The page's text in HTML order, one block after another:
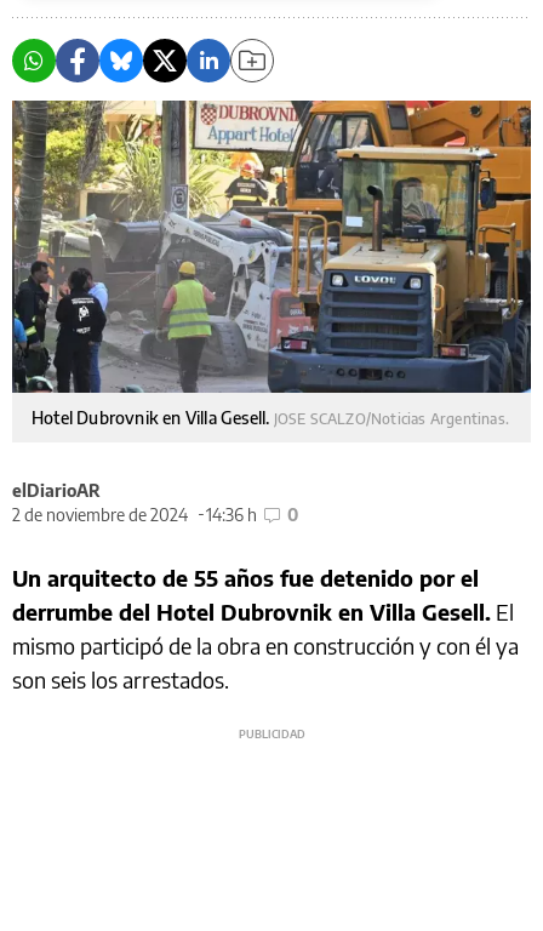
Hotel Dubrovnik en Villa Gesell. JOSE SCALZO/Noticias Argentinas.
elDiarioAR
2 de noviembre de 2024
14:36 h 0
Un arquitecto de 55 años fue detenido por el
derrumbe del Hotel Dubrovnik en Villa Gesell. El
mismo participó de la obra en construcción y con él ya
son seis los arrestados.